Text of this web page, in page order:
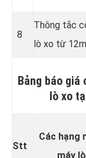
8
Thông tắc
lò xo từ
Bảng báo giá
lò xo
Stt
Các hạng
máy